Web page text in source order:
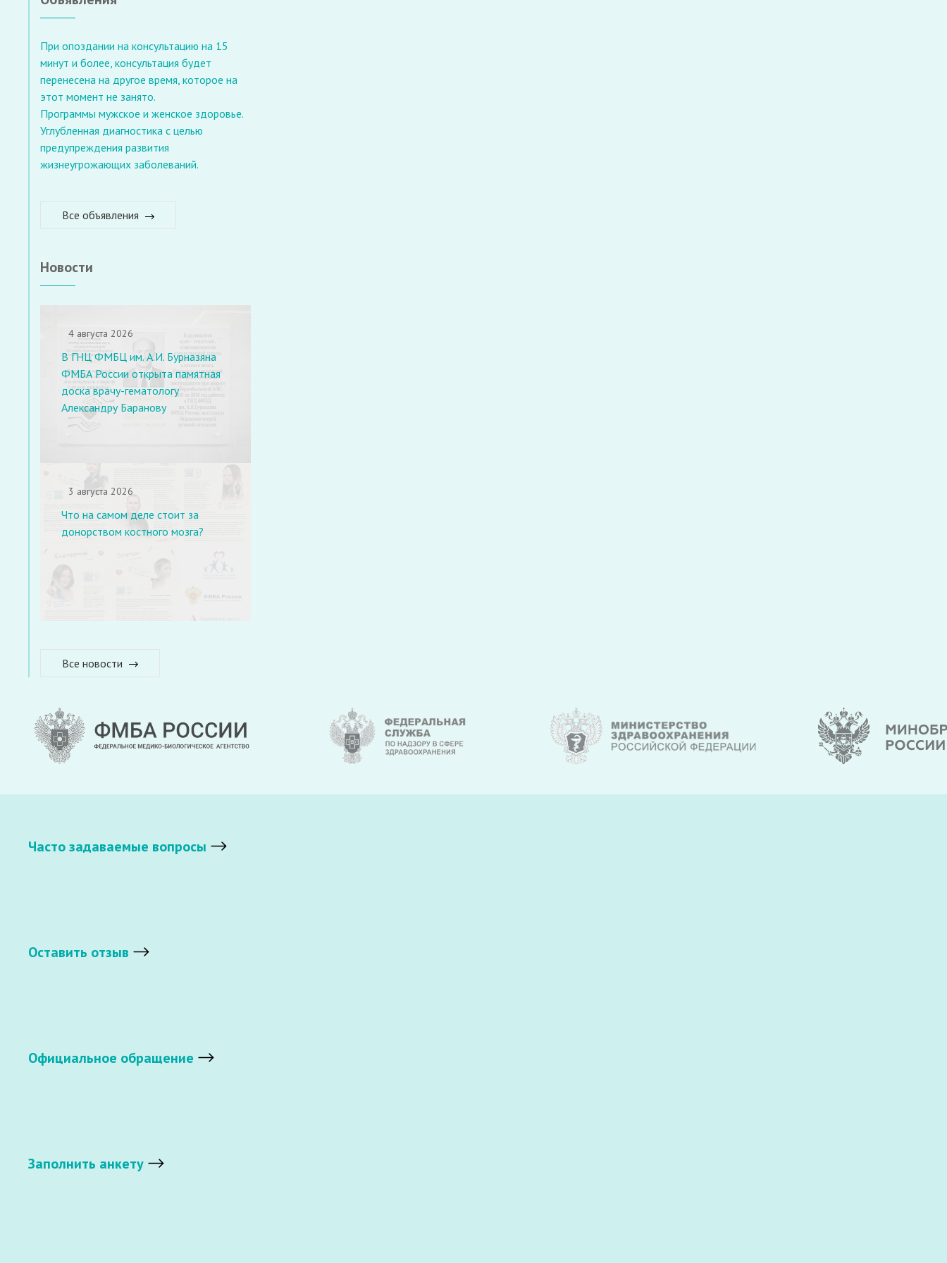
При опоздании на консультацию на 15
минут и более, консультация будет
перенесена на другое время, которое на
этот момент не занято.
Программы мужское и женское здоровье.
Углубленная диагностика с целью
предупреждения развития
жизнеугрожающих заболеваний.
Все объявления
Новости
4 августа 2026
В ГНЦ ФМБЦ им. А.И. Бурназяна
ФМБА России открыта памятная
доска врачу-гематологу
Александру Баранову
3 августа 2026
Что на самом деле стоит за
донорством костного мозга?
Все новости
Часто задаваемые вопросы
Оставить отзыв
Официальное обращение
Заполнить анкету